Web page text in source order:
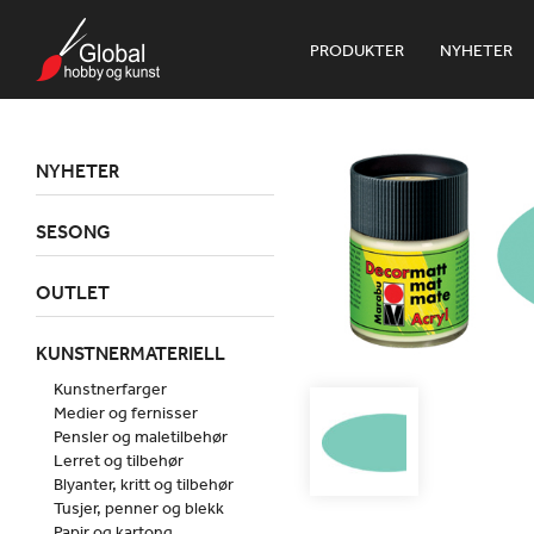
PRODUKTER NYHETER
NYHETER
SESONG
OUTLET
KUNSTNERMATERIELL
Kunstnerfarger
Medier og fernisser
Pensler og maletilbehør
Lerret og tilbehør
Blyanter, kritt og tilbehør
Tusjer, penner og blekk